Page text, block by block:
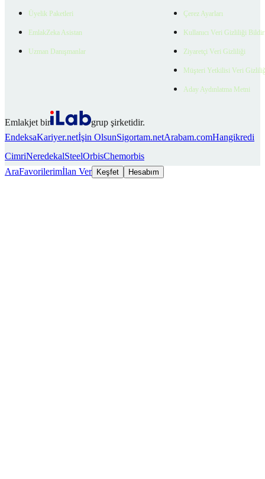
Üyelik Paketleri
EmlakZeka Asistan
Uzman Danışmanlar
Çerez Ayarları
Kullanıcı Veri Gizliliği
Ziyaretçi Veri Gizliliği
Müşteri Yetkilisi Veri
Aday Aydınlatma Metni
Emlakjet bir
grup şirketidir.
EndeksaKariyer.netİşin OlsunSigortam.netArabam.comHangikredi
CimriNeredekalSteelOrbisChemorbis
AraFavorilerimİlan Ver Keşfet Hesabım